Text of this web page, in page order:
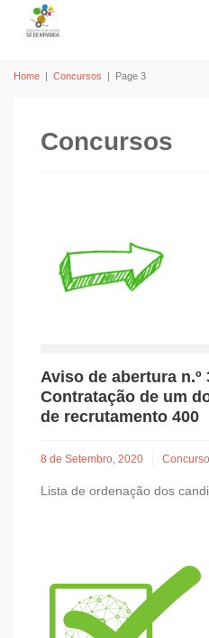
Home | Concursos | Page 3
Concursos
Aviso de abertura n.º
Contratação de um
de recrutamento 400
8 de Setembro, 2020
Lista de ordenação dos